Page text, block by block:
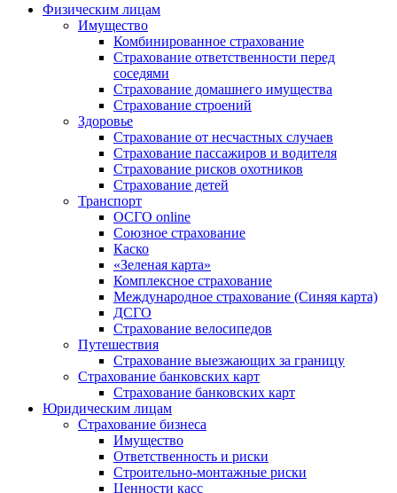
Физическим лицам
Имущество
Комбинированное страхование
Страхование ответственности перед
соседями
Страхование домашнего имущества
Страхование строений
Здоровье
Страхование от несчастных случаев
Страхование пассажиров и водителя
Страхование рисков охотников
Страхование детей
Транспорт
ОСГО online
Союзное страхование
Каско
«Зеленая карта»
Комплексное страхование
Международное страхование (Синяя карта)
ДСГО
Страхование велосипедов
Путешествия
Страхование выезжающих за границу
Страхование банковских карт
Страхование банковских карт
Юридическим лицам
Страхование бизнеса
Имущество
Ответственность и риски
Строительно-монтажные риски
Ценности касс